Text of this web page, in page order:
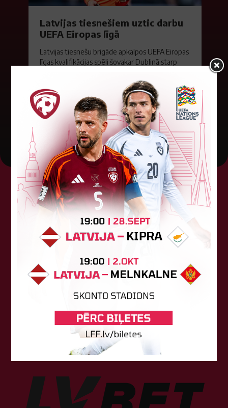
Latvijas tiesnešiem uztic darbu
UEFA Eiropas līgā
Latvijas tiesnešu brigāde apkalpos UEFA Eiropas
līgas kvalifikācijas spēli šovakar Dublinā starp
Andris Treimanis pildīs galvenā...
04. augusts 2026.
Tehniskais sponsors
Sponsori